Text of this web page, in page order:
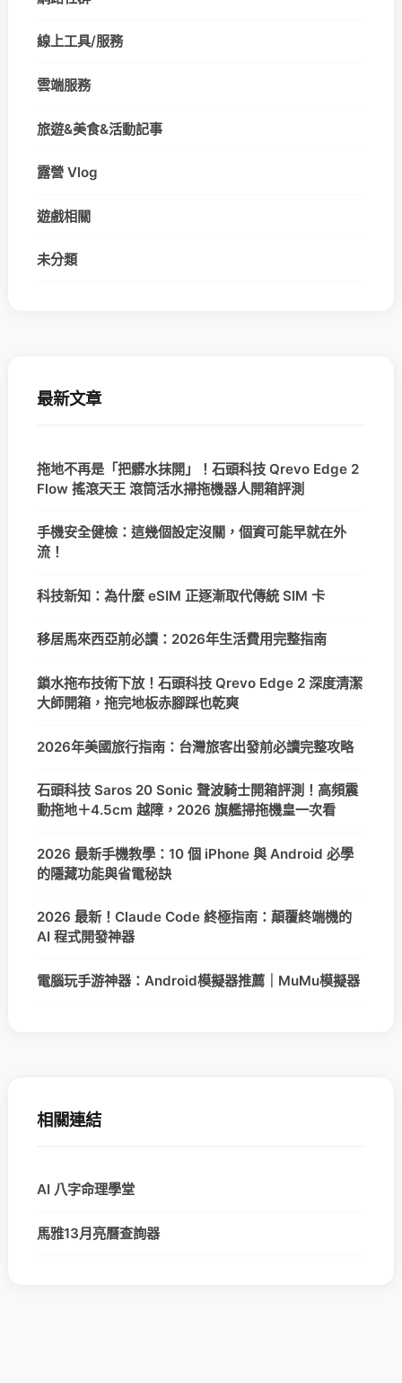
線上工具/服務
雲端服務
旅遊&美食&活動記事
露營 Vlog
遊戲相關
未分類
最新文章
拖地不再是「把髒水抹開」！石頭科技 Qrevo Edge 2
Flow 搖滾天王 滾筒活水掃拖機器人開箱評測
手機安全健檢：這幾個設定沒關，個資可能早就在外
流！
科技新知：為什麼 eSIM 正逐漸取代傳統 SIM 卡
移居馬來西亞前必讀：2026年生活費用完整指南
鎖水拖布技術下放！石頭科技 Qrevo Edge 2 深度清潔
大師開箱，拖完地板赤腳踩也乾爽
2026年美國旅行指南：台灣旅客出發前必讀完整攻略
石頭科技 Saros 20 Sonic 聲波騎士開箱評測！高頻震
動拖地＋4.5cm 越障，2026 旗艦掃拖機皇一次看
2026 最新手機教學：10 個 iPhone 與 Android 必學
的隱藏功能與省電秘訣
2026 最新！Claude Code 終極指南：顛覆終端機的
AI 程式開發神器
電腦玩手游神器：Android模擬器推薦｜MuMu模擬器
相關連結
AI 八字命理學堂
馬雅13月亮曆查詢器